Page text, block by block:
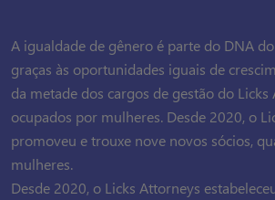
A igualdade de gênero é parte do DNA
graças às oportunidades iguais de
da metade dos cargos de gestão do Licks
ocupados por mulheres. Desde 2020, o
promoveu e trouxe nove novos sócios,
mulheres.
Desde 2020, o Licks Attorneys